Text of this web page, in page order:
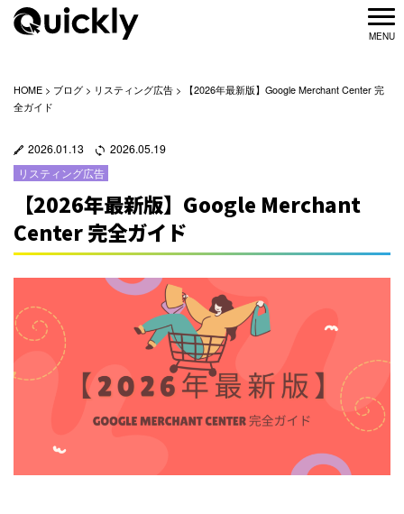
HOME > ブログ > リスティング広告 >
【2026年最新版】Google Merchant Center 完
全ガイド
2026.01.13 2026.05.19
リスティング広告
【2026年最新版】Google Merchant
Center 完全ガイド